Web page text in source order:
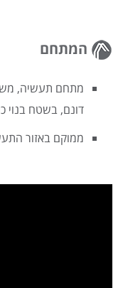
המתחם
דונם, בשטח בנוי כולל
ממוקם באזור